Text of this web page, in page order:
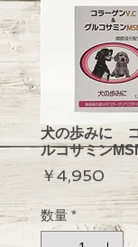
犬の歩みに
ルコサミン
￥4,950
格
数量 *